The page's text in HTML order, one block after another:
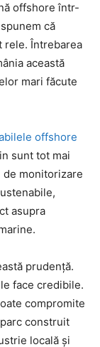
offshore într-
că
rele. Întrebarea
această
mari făcute
offshore
sunt tot mai
de monitorizare
asupra
prudență.
face credibile.
compromite
construit
locală și